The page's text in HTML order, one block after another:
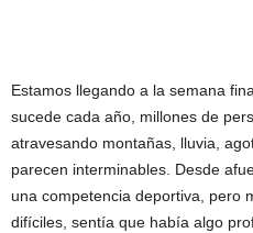
Estamos llegando a la semana
sucede cada año, millones de
atravesando montañas, lluvia,
parecen interminables. Desde
una competencia deportiva, pero
difíciles, sentía que había algo